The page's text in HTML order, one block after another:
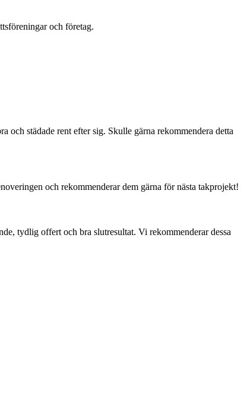
och företag.
städade rent efter sig. Skulle gärna rekommendera detta
och rekommenderar dem gärna för nästa takprojekt!
tydlig offert och bra slutresultat. Vi rekommenderar dessa